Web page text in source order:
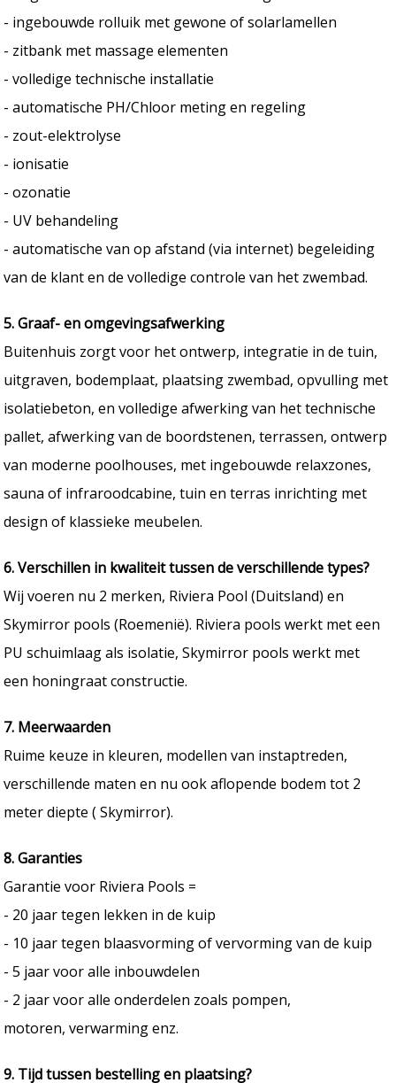
- ingebouwde rolluik met gewone of solarlamellen
- zitbank met massage elementen
- volledige technische installatie
- automatische PH/Chloor meting en regeling
- zout-elektrolyse
- ionisatie
- ozonatie
- UV behandeling
- automatische van op afstand (via internet) begeleiding
van de klant en de volledige controle van het zwembad.
5. Graaf- en omgevingsafwerking
Buitenhuis zorgt voor het ontwerp, integratie in de tuin,
uitgraven, bodemplaat, plaatsing zwembad, opvulling met
isolatiebeton, en volledige afwerking van het technische
pallet, afwerking van de boordstenen, terrassen, ontwerp
van moderne poolhouses, met ingebouwde relaxzones,
sauna of infraroodcabine, tuin en terras inrichting met
design of klassieke meubelen.
6. Verschillen in kwaliteit tussen de verschillende types?
Wij voeren nu 2 merken, Riviera Pool (Duitsland) en
Skymirror pools (Roemenië). Riviera pools werkt met een
PU schuimlaag als isolatie, Skymirror pools werkt met
een honingraat constructie.
7. Meerwaarden
Ruime keuze in kleuren, modellen van instaptreden,
verschillende maten en nu ook aflopende bodem tot 2
meter diepte ( Skymirror).
8. Garanties
Garantie voor Riviera Pools =
- 20 jaar tegen lekken in de kuip
- 10 jaar tegen blaasvorming of vervorming van de kuip
- 5 jaar voor alle inbouwdelen
- 2 jaar voor alle onderdelen zoals pompen,
motoren, verwarming enz.
9. Tijd tussen bestelling en plaatsing?